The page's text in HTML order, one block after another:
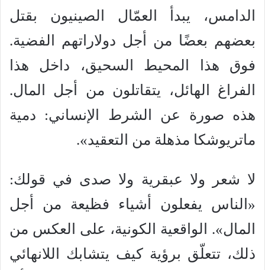
الدامس، يبدأ العمّال الصينيون بقتل
بعضهم بعضًا من أجل دولاراتهم الفضية.
فوق هذا المحيط السحيق، داخل هذا
الفراغ الهائل، يتقاتلون من أجل المال.
هذه صورة عن الشرط الإنساني: دمية
ماتريوشكا مذهلة من التعقيد».
لا شعر ولا عبقرية ولا صدى في قولك:
«الناس يفعلون أشياء فظيعة من أجل
المال». الواقعية الكونية، على العكس من
ذلك، تتعلّق برؤية كيف يتشابك اللانهائي